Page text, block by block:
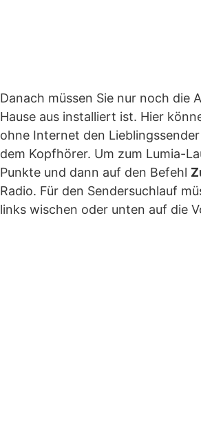
Danach müssen Sie nur noch die
Hause aus installiert ist. Hier
ohne Internet den
dem Kopfhörer. Um zum Lumia-
Punkte und dann auf den Befehl
Radio. Für den Sendersuchlauf
links wischen oder unten auf die